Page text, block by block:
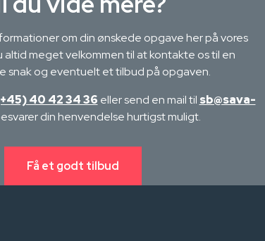
om din ønskede opgave her på vores
altid meget velkommen til at kontakte os til en
snak og eventuelt et tilbud på opgaven.
40 42 34 36 eller send en mail til sb@sava-
din henvendelse hurtigst muligt.
Få et godt tilbud